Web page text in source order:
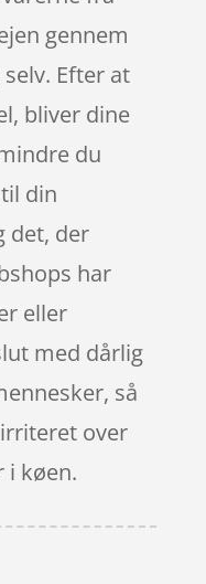
gennem
Efter at
bliver dine
du
din
det, der
har
eller
med dårlig
så
over
i køen.